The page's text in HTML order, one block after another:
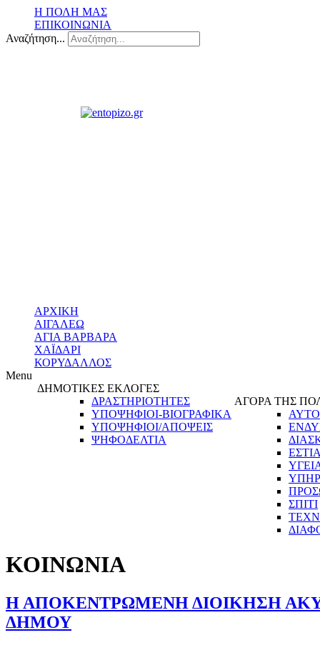
Η ΠΟΛΗ ΜΑΣ
ΕΠΙΚΟΙΝΩΝΙΑ
Αναζήτηση...
ΑΡΧΙΚΗ
ΑΙΓΑΛΕΩ
ΑΓΙΑ ΒΑΡΒΑΡΑ
ΧΑΪΔΑΡΙ
ΚΟΡΥΔΑΛΛΟΣ
Menu
ΔΗΜΟΤΙΚΕΣ ΕΚΛΟΓΕΣ
ΔΡΑΣΤΗΡΙΟΤΗΤΕΣ
ΥΠΟΨΗΦΙΟΙ-ΒΙΟΓΡΑΦΙΚΑ
ΥΠΟΨΗΦΙΟΙ/ΑΠΟΨΕΙΣ
ΨΗΦΟΔΕΛΤΙΑ
ΑΓΟΡΑ ΤΗΣ
ΣΠΙΤΙ
ΚΟΙΝΩΝΙΑ
Η ΑΠΟΚΕΝΤΡΩΜΕΝΗ ΔΙΟΙΚΗΣΗ
ΔΗΜΟΥ